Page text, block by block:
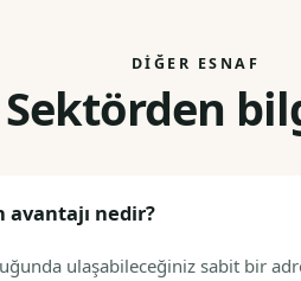
DIĞER ESNAF
Sektörden
avantajı nedir?
ulaşabileceğiniz sabit bir